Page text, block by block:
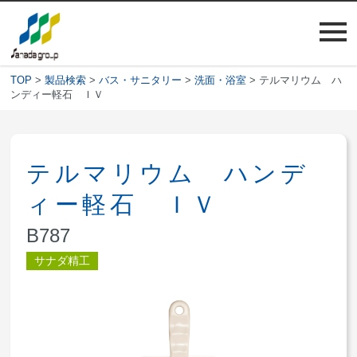
TOP >製品検索 >バス・サニタリー >洗面・浴室 > テルマリウム ハ
ンディー軽石 ＩＶ
テルマリウム ハンデ
ィー軽石 ＩＶ
B787
サナダ精工